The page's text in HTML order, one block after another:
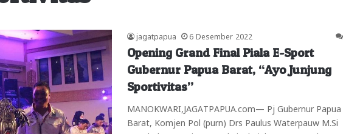
jagatpapua 6 Desember 2022
Opening Grand Final Piala E-Sport
Gubernur Papua Barat, “Ayo Junjung
Sportivitas”
MANOKWARI,JAGATPAPUA.com— Pj Gubernur Papua
Barat, Komjen Pol (purn) Drs Paulus Waterpauw M.Si